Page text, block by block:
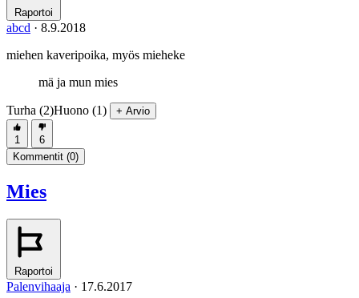
Raportoi
abcd · 8.9.2018
miehen kaveripoika, myös mieheke
mä ja mun mies
Turha (2)Huono (1) + Arvio
1
6
Kommentit (0)
Mies
Raportoi
Palenvihaaja · 17.6.2017